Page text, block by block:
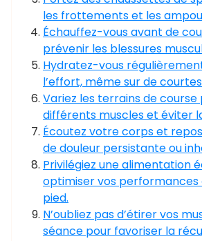
les frottements et les
Échauffez-vous avant de
prévenir les blessures
Hydratez-vous
l’effort, même sur de
Variez les terrains de
différents muscles et éviter
Écoutez votre corps et
de douleur persistante ou
Privilégiez une alimentation
optimiser vos performances
pied.
N’oubliez pas d’étirer vos
séance pour favoriser la